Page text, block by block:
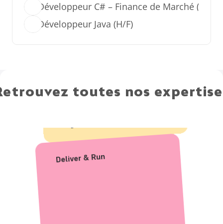
Développeur C# – Finance de Marché (H/F)
Développeur Java (H/F)
toutes nos
Design & Code
Deliver & Run